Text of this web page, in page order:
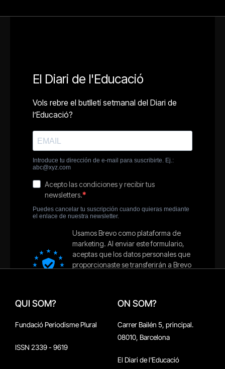
QUI SOM?
Fundació Periodisme Plural
ISSN 2339 - 9619
ON SOM?
Carrer Bailén 5, principal.
08010, Barcelona
El Diari de l'Educació